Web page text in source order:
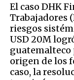
El caso DHK
Trabajadores
riesgos
USD 20M
guatemalteco
origen de los
caso, la